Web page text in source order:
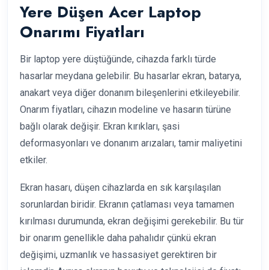
Yere Düşen Acer Laptop
Onarımı Fiyatları
Bir laptop yere düştüğünde, cihazda farklı türde
hasarlar meydana gelebilir. Bu hasarlar ekran, batarya,
anakart veya diğer donanım bileşenlerini etkileyebilir.
Onarım fiyatları, cihazın modeline ve hasarın türüne
bağlı olarak değişir. Ekran kırıkları, şasi
deformasyonları ve donanım arızaları, tamir maliyetini
etkiler.
Ekran hasarı, düşen cihazlarda en sık karşılaşılan
sorunlardan biridir. Ekranın çatlaması veya tamamen
kırılması durumunda, ekran değişimi gerekebilir. Bu tür
bir onarım genellikle daha pahalıdır çünkü ekran
değişimi, uzmanlık ve hassasiyet gerektiren bir